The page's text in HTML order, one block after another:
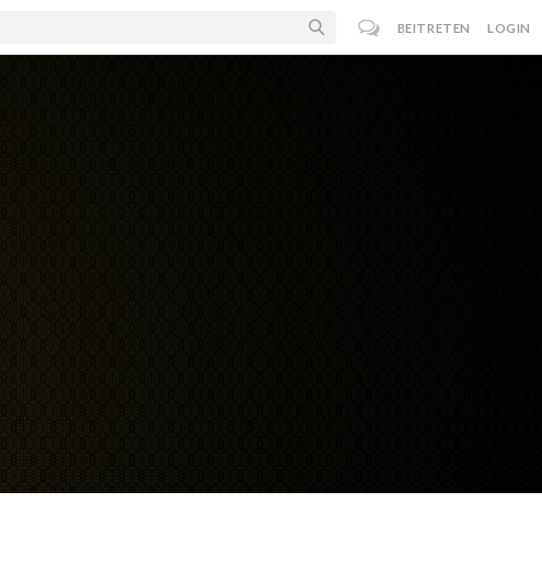
BEITRETEN LOGIN